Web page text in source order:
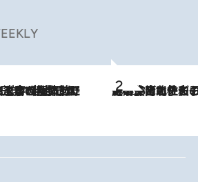
2026.8.3
《「文士の子ども被害者の会」発足！》阿川佐和子（72）が語る遠藤周作に北杜夫、劇作家・矢代静一の子どもたちの“文豪プライベート事件簿”